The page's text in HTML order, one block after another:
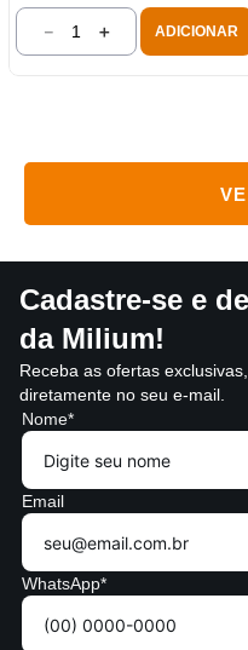
＋
－ ADICIONAR
Cadastre-se e
da Milium!
Receba as ofertas
diretamente no seu e-mail.
Nome*
Email
WhatsApp*